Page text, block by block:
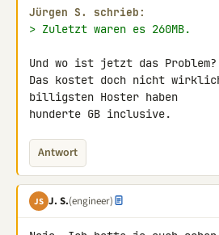
Jürgen S. schrieb:
> Zuletzt waren es 260MB.
Und wo ist jetzt das Problem?
Das kostet doch nicht
billigsten Hoster haben
hunderte GB inclusive.
Antwort
JS J. S.(engineer)